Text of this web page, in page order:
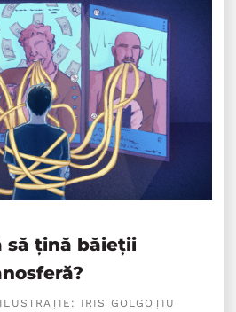
să țină băieții
IRIS GOLGOȚIU